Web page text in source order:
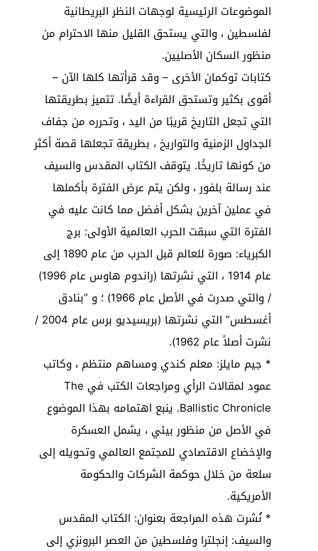
الموضوعات الرئيسية لوجهات النظر البريطانية
لفلسطين ، والتي يستحق القليل منها الاحترام من
منظور السكان الأصليين.
كتابات توكمان الأخرى – وقد قرأتها كلها الآن –
أقوى بكثير وتستحق القراءة أيضًا. تتميز بطريقتها
التي تجعل التاريخ قريبًا من اليد ، وتحرره من جفاف
الجداول الزمنية والتواريخ ، بطريقة تجعلها قصة أكثر
من كونها تاريخًا. يتوقف الكتاب المقدس والسيف
عند رسالة بلفور ، ولكن يتم عرض الفترة بأكملها
في عملين آخرين بشكل أفضل مما كانت عليه في
الفترة التي سبقت الحرب العالمية الأولى: برج
الكبرياء: صورة للعالم قبل الحرب من عام 1890 إلى
عام 1914 ، التي نشرتها (راندوم هاوس عام 1996)
/ والتي صدرت في الأصل عام 1966) ؛ و “بنادق
أغسطس” التي نشرتها (بريسيديو برس عام 2004 /
نشرت أصلاً عام 1962).
* جيم مايلز: معلم كندي ومساهم منتظم ، وكاتب
عمود لمقالات الرأي ومراجعات الكتب في The
Ballistic Chronicle. ينبع اهتمامه بهذا الموضوع
في الأصل من منظور بيئي ، يشمل العسكرة
والإخضاع الاقتصادي للمجتمع العالمي وتحويله إلى
سلعة من خلال حوكمة الشركات والحكومة
الأمريكية.
* نُشرت هذه المراجعة بعنوان: الكتاب المقدس
والسيف: إنجلترا وفلسطين من العصر البرونزي إلى